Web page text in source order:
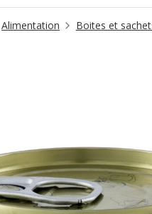
Alimentation
Boites et